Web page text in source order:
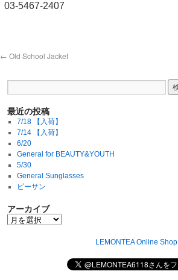
03-5467-2407
← Old School Jacket
最近の投稿
7/18 【入荷】
7/14 【入荷】
6/20
General for BEAUTY&YOUTH
5/30
General Sunglasses
ビーサン
アーカイブ
LEMONTEA Online Shop